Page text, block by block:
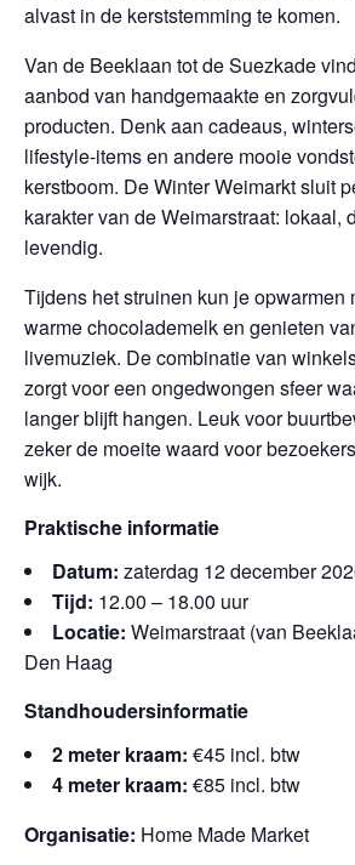
alvast in de kerststemming te komen.
Van de Beeklaan tot de Suezkade
aanbod van handgemaakte en
producten. Denk aan cadeaus,
lifestyle-items en andere mooie
kerstboom. De Winter Weimarkt sluit
karakter van de Weimarstraat: lokaal,
levendig.
Tijdens het struinen kun je opwarmen
warme chocolademelk en genieten
livemuziek. De combinatie van
zorgt voor een ongedwongen sfeer
langer blijft hangen. Leuk voor
zeker de moeite waard voor
wijk.
Praktische informatie
Datum: zaterdag 12 december
Tijd: 12.00 – 18.00 uur
Locatie: Weimarstraat (van
Den Haag
Standhoudersinformatie
2 meter kraam: €45 incl. btw
4 meter kraam: €85 incl. btw
Organisatie: Home Made Market